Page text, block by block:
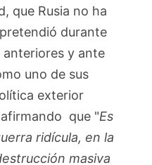
que Rusia no ha
durante
anteriores y ante
uno de sus
exterior
que "Es
ridícula, en la
masiva